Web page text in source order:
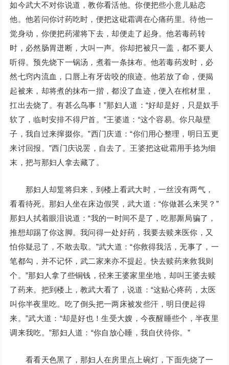
如今武大不对你说道，教你看活他。你便把些小意儿贴恋
他。他若问你讨药吃时，便把这砒霜调在心痛药里。待他一
觉身动，你便把药灌将下去，却便走了起身。他若毒药转
时，必然肠胃迸断，大叫一声。你却把被只一盖，都不要人
听得。预先烧下一锅汤，煮着一条抹布。他若毒药发时，必
然七窍内流血，口唇上有牙齿咬的痕迹。他若放了命，便揭
起被来，却将煮的抹布一揩，都没了血迹，便入在棺材里，
扛出去烧了。有甚么鸟事！”那妇人道：“好却是好，只是奴手
软了，临时安排不得尸首。”王婆道：“这个容易。你只敲壁
子，我自过来撺掇你。”西门庆道：“你们用心整理，明日五更
来讨回报。”西门庆说罢，自去了。王婆把这砒霜用手捻为细
末，把与那妇人拿去藏了。
那妇人却踅将归来，到楼上看武大时，一丝没有两气，
看看待死。那妇人坐在床边假哭，武大道：“你做甚么来哭？”
那妇人拭着眼泪说道：“我的一时间不是了，吃那厮局骗了，
推想却踢了你这脚。我问得一处好药，我要去赎来医你，又
怕你疑忌了，不敢去取。”武大道：“你救得我活，无事了，一
笔都勾，并不记怀，武二家来亦不提起。快去赎药来救我则
个。”那妇人拿了些铜钱，径来王婆家里坐地，却叫王婆去赎
了药来。把到楼上，教武大看了，说道：“这贴心疼药，太医
叫你半夜里吃。吃了倒头把一两床被发些汗，明日便起得
来。”武大道：“却是好也！生受大嫂，今夜醒睡些个，半夜里
调来我吃。”那妇人道：“你自放心睡，我自伏待你。”
看看天色黑了，那妇人在房里点上碗灯，下面先烧了一